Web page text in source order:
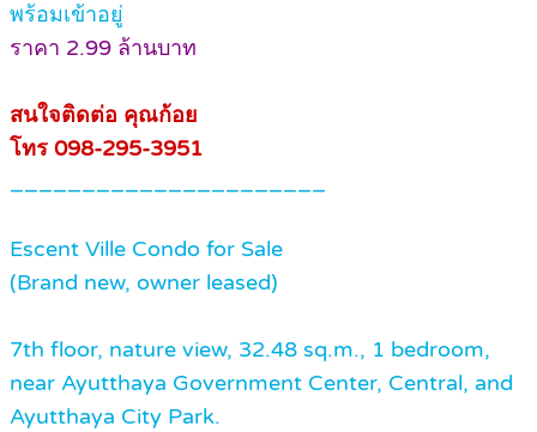
พร้อมเข้าอยู่
ราคา 2.99 ล้านบาท
สนใจติดต่อ คุณก้อย
โทร 098-295-3951
Escent Ville Condo for Sale
(Brand new, owner leased)
7th floor, nature view, 32.48 sq.m., 1 bedroom,
near Ayutthaya Government Center, Central, and
Ayutthaya City Park.